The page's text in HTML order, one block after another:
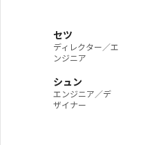
セツ
ディレクター／エ
ンジニア
シュン
エンジニア／デ
ザイナー